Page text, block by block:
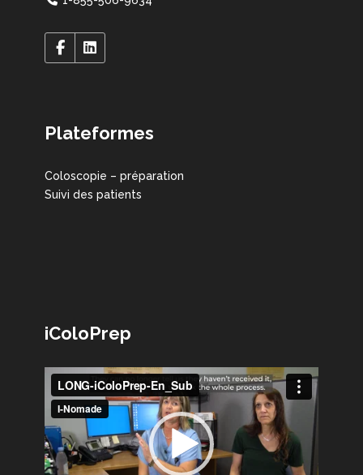
Plateformes
Coloscopie – préparation
Suivi des patients
iColoPrep
Lecteur
vidéo